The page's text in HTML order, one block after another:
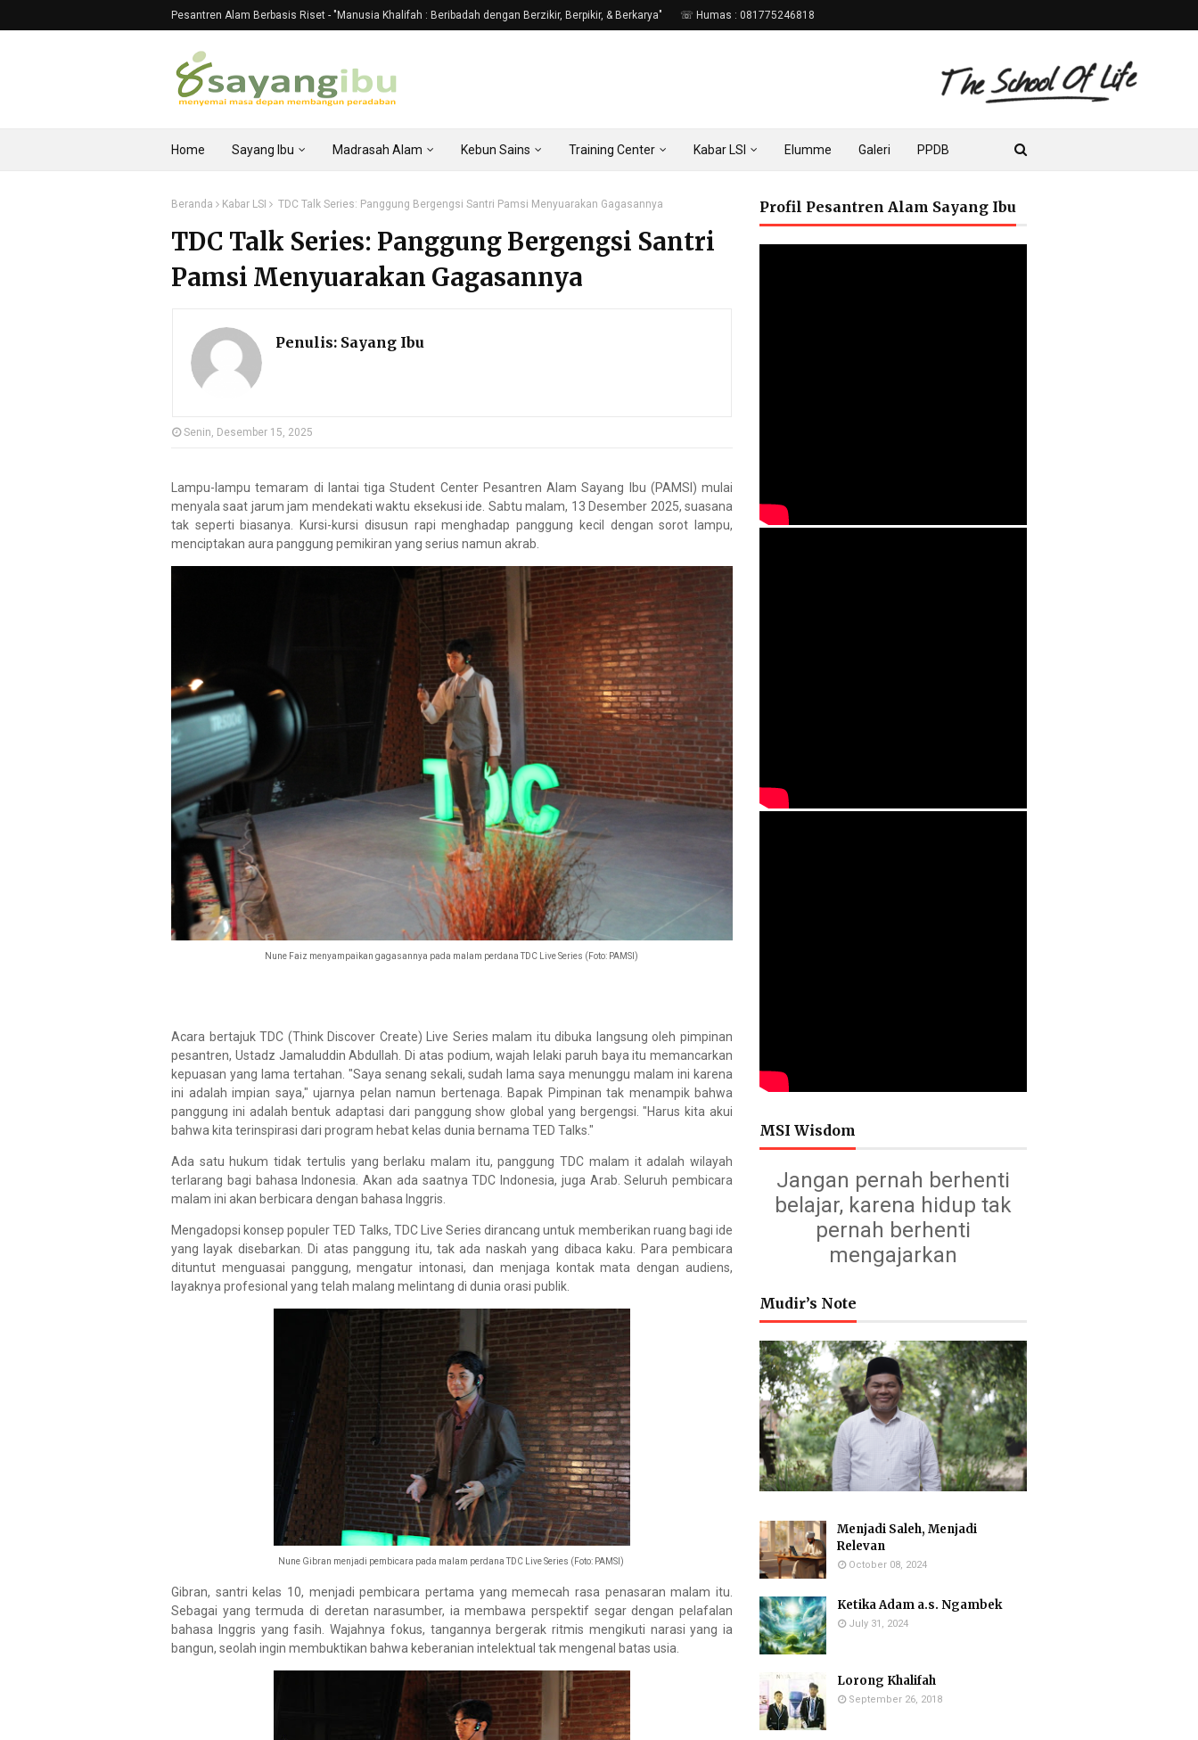
Pesantren Alam Berbasis Riset - "Manusia Khalifah : Beribadah dengan Berzikir, Berpikir, & Berkarya" ☏ Humas : 081775246818
Home Sayang Ibu Madrasah Alam Kebun Sains Training Center Kabar LSI Elumme Galeri PPDB
Beranda Kabar LSI TDC Talk Series: Panggung Bergengsi Santri Pamsi Menyuarakan Gagasannya
TDC Talk Series: Panggung Bergengsi Santri
Pamsi Menyuarakan Gagasannya
Penulis: Sayang Ibu
Senin, Desember 15, 2025
Lampu-lampu temaram di lantai tiga Student Center Pesantren Alam Sayang Ibu (PAMSI) mulai
menyala saat jarum jam mendekati waktu eksekusi ide. Sabtu malam, 13 Desember 2025, suasana
tak seperti biasanya. Kursi-kursi disusun rapi menghadap panggung kecil dengan sorot lampu,
menciptakan aura panggung pemikiran yang serius namun akrab.
Nune Faiz menyampaikan gagasannya pada malam perdana TDC Live Series (Foto: PAMSI)
Acara bertajuk TDC (Think Discover Create) Live Series malam itu dibuka langsung oleh pimpinan
pesantren, Ustadz Jamaluddin Abdullah. Di atas podium, wajah lelaki paruh baya itu memancarkan
kepuasan yang lama tertahan. "Saya senang sekali, sudah lama saya menunggu malam ini karena
ini adalah impian saya," ujarnya pelan namun bertenaga. Bapak Pimpinan tak menampik bahwa
panggung ini adalah bentuk adaptasi dari panggung show global yang bergengsi. "Harus kita akui
bahwa kita terinspirasi dari program hebat kelas dunia bernama TED Talks."
Ada satu hukum tidak tertulis yang berlaku malam itu, panggung TDC malam it adalah wilayah
terlarang bagi bahasa Indonesia. Akan ada saatnya TDC Indonesia, juga Arab. Seluruh pembicara
malam ini akan berbicara dengan bahasa Inggris.
Mengadopsi konsep populer TED Talks, TDC Live Series dirancang untuk memberikan ruang bagi ide
yang layak disebarkan. Di atas panggung itu, tak ada naskah yang dibaca kaku. Para pembicara
dituntut menguasai panggung, mengatur intonasi, dan menjaga kontak mata dengan audiens,
layaknya profesional yang telah malang melintang di dunia orasi publik.
Nune Gibran menjadi pembicara pada malam perdana TDC Live Series (Foto: PAMSI)
Gibran, santri kelas 10, menjadi pembicara pertama yang memecah rasa penasaran malam itu.
Sebagai yang termuda di deretan narasumber, ia membawa perspektif segar dengan pelafalan
bahasa Inggris yang fasih. Wajahnya fokus, tangannya bergerak ritmis mengikuti narasi yang ia
bangun, seolah ingin membuktikan bahwa keberanian intelektual tak mengenal batas usia.
Profil Pesantren Alam Sayang Ibu
MSI Wisdom
Jangan pernah berhenti
belajar, karena hidup tak
pernah berhenti
mengajarkan
Mudir’s Note
Menjadi Saleh, Menjadi
Relevan
October 08, 2024
Ketika Adam a.s. Ngambek
July 31, 2024
Lorong Khalifah
September 26, 2018